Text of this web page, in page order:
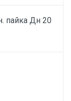
пайка Дн 20